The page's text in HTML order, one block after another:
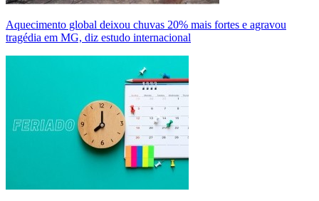
Aquecimento global deixou chuvas 20% mais fortes e agravou
tragédia em MG, diz estudo internacional